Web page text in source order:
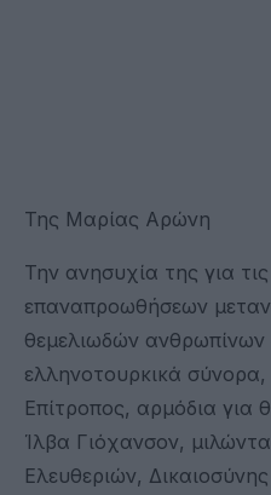
Της Μαρίας Αρώνη
Την ανησυχία της για
επαναπροωθήσεων
θεμελιωδών
ελληνοτουρκικά
Επίτροπος, αρμόδια για
Ίλβα Γιόχανσον,
Ελευθεριών,